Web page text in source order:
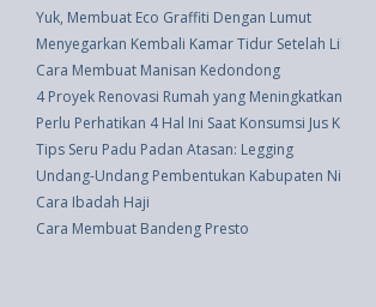
Yuk, Membuat Eco Graffiti Dengan Lumut
Menyegarkan Kembali Kamar Tidur Setelah Liburan
Cara Membuat Manisan Kedondong
4 Proyek Renovasi Rumah yang Meningkatkan Nilai
Perlu Perhatikan 4 Hal Ini Saat Konsumsi Jus
Tips Seru Padu Padan Atasan: Legging
Undang-Undang Pembentukan Kabupaten Nias
Cara Ibadah Haji
Cara Membuat Bandeng Presto